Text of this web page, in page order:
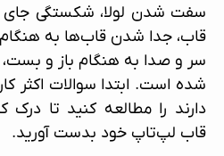
سفت شدن لولا، شکستگی جای
قاب، جدا شدن قاب‌ها به
سر و صدا به هنگام باز و
شده است. ابتدا سوالات اکثر
دارند را مطالعه کنید تا
قاب لپ‌تاپ خود بدست آورید.